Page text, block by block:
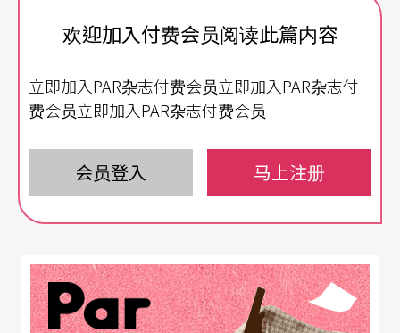
自我的灵魂。」
三段舞作中，赖翠霜的《变形虫》利用生活场景带
出心灵的无力及空虚感，穿著宽大西装外套的上班
族瑟缩在西装的壳中，外表和内在看似两人一体的
连体婴，却时而融洽，时而对立，如人们在生活中
找不到自我意识般的迷失般，显露对表象、命相及
的藏镜人，在巨大斗篷下，呈现灵魂在身体躯壳中
的欲望与骚动，彼此激烈的牵制隐喻内心欲望与现
欢迎加入付费会员阅读此篇内容
立即加入PAR杂志付费会员立即加入PAR杂志付
费会员立即加入PAR杂志付费会员
会员登入 马上注册